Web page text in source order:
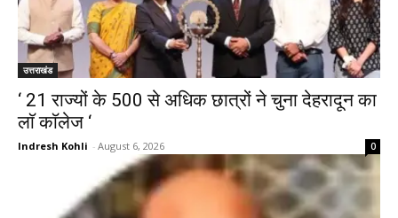
उत्तराखंड
‘ 21 राज्यों के 500 से अधिक छात्रों ने चुना देहरादून का
लाॅ काॅलेज ‘
Indresh Kohli - August 6, 2026 0